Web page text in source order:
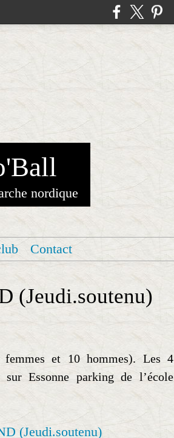
nordique
Contact
(Jeudi.soutenu)
femmes et 10 hommes). Les 4
sur Essonne parking de l’école